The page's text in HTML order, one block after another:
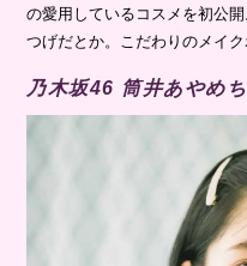
の愛用しているコスメを初公
つげだとか。こだわりのメイ
乃木坂46 筒井あやめ